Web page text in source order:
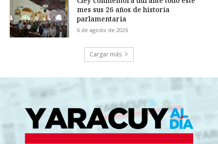
mes sus 26 años de historia
parlamentaria
6 de agosto de 2026
Cargar más